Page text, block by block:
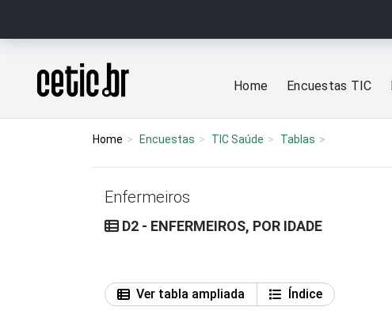
Página inicial
Home Encuestas TIC
Home Encuestas TIC Saúde Tablas
Enfermeiros
D2 - ENFERMEIROS, POR IDADE
Ver tabla ampliada
Índice